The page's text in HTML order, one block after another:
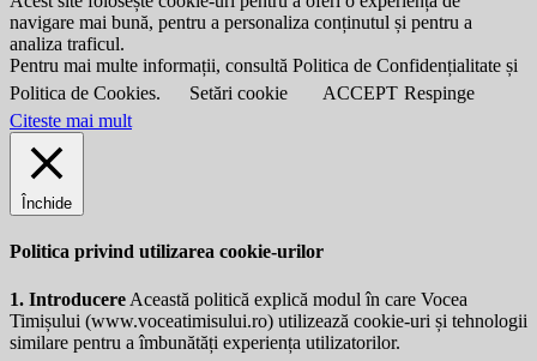
navigare mai bună, pentru a personaliza conținutul și pentru a
analiza traficul.
Pentru mai multe informații, consultă Politica de Confidențialitate și
Politica de Cookies.
Setări cookie ACCEPT Respinge
Citeste mai mult
Închide
Politica privind utilizarea cookie-urilor
1. Introducere Această politică explică modul în care Vocea
Timișului (www.voceatimisului.ro) utilizează cookie-uri și tehnologii
similare pentru a îmbunătăți experiența utilizatorilor.